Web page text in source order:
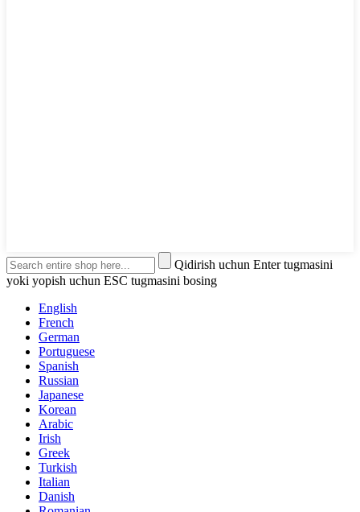
Qidirish uchun Enter tugmasini
yoki yopish uchun ESC tugmasini bosing
English
French
German
Portuguese
Spanish
Russian
Japanese
Korean
Arabic
Irish
Greek
Turkish
Italian
Danish